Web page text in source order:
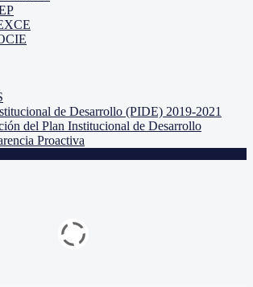
de Desarrollo (PIDE) 2019-2021
del Plan Institucional de Desarrollo
Proactiva